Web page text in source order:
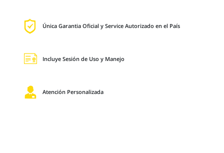
Única Garantia Oficial y Service Autorizado en el País
Incluye Sesión de Uso y Manejo
Atención Personalizada